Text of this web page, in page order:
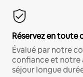
Réservez en toute
Évalué par notre
confiance et notre
séjour longue